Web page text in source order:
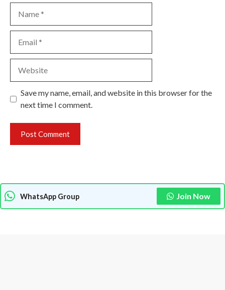
Save my name, email, and website in this browser for the
next time I comment.
WhatsApp Group Join Now